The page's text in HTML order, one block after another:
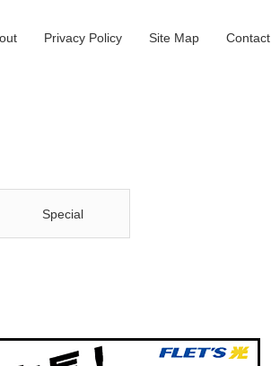
Special
Privacy Policy Site Map Contact